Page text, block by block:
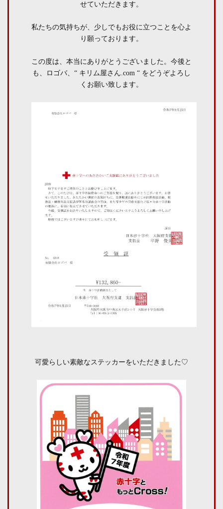
せていただきます。
私たちの気持ちが、少しでもお役に立つことを心よ
り願っております。
この度は、本当にありがとうございました。 今後と
も、ロゴバ、“ キリム屋さん.com “ をどうぞよろし
くお願い致します。
可愛らしい素敵なステッカーをいただきました♡